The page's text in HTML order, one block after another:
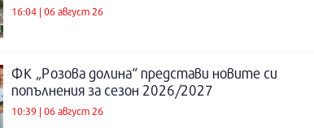
16:04 | 06 август 26
ФК „Розова долина“ представи новите си
попълнения за сезон 2026/2027
10:39 | 06 август 26